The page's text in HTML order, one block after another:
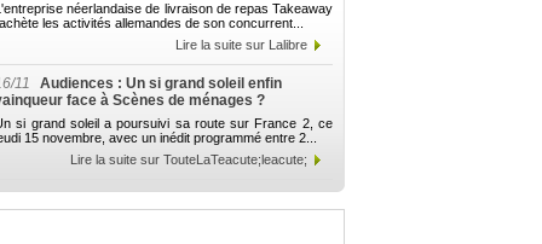
néerlandaise de livraison de repas Takeaway
les activités allemandes de son concurrent...
Lire la suite sur Lalibre
11
Audiences : Un si grand soleil enfin
face à Scènes de ménages ?
si grand soleil a poursuivi sa route sur France 2, ce
15 novembre, avec un inédit programmé entre 2...
Lire la suite sur TouteLaTeacute;leacute;